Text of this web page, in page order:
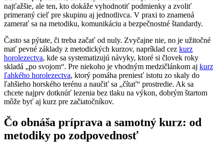
najťažšie, ale ten, kto dokáže vyhodnotiť podmienky a zvoliť
primeraný cieľ pre skupinu aj jednotlivca. V praxi to znamená
zamerať sa na metodiku, komunikáciu a bezpečnostné štandardy.
Často sa pýtate, či treba začať od nuly. Zvyčajne nie, no je užitočné
mať pevné základy z metodických kurzov, napríklad cez kurz
horolezectva, kde sa systematizujú návyky, ktoré si človek roky
skladá „po svojom“. Pre niekoho je vhodným medzičlánkom aj kurz
ľahkého horolezectva, ktorý pomáha preniesť istotu zo skaly do
ľahšieho horského terénu a naučiť sa „čítať“ prostredie. Ak sa
chcete najprv dotknúť lezenia bez tlaku na výkon, dobrým štartom
môže byť aj kurz pre začiatočníkov.
Čo obnáša príprava a samotný kurz: od
metodiky po zodpovednosť